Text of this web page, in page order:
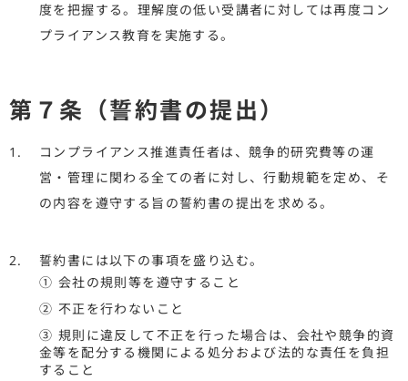
度を把握する。理解度の低い受講者に対しては再度コン
プライアンス教育を実施する。
第７条（誓約書の提出）
コンプライアンス推進責任者は、競争的研究費等の運
営・管理に関わる全ての者に対し、行動規範を定め、そ
の内容を遵守する旨の誓約書の提出を求める。
誓約書には以下の事項を盛り込む。
① 会社の規則等を遵守すること
② 不正を行わないこと
③ 規則に違反して不正を行った場合は、会社や競争的資
金等を配分する機関による処分および法的な責任を負担
すること